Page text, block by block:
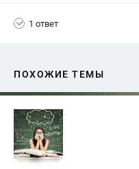
1 ответ
ПОХОЖИЕ ТЕМЫ